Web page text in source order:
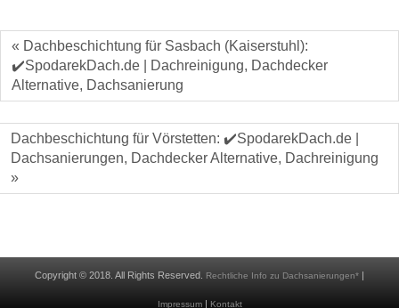
« Dachbeschichtung für Sasbach (Kaiserstuhl):
✔️SpodarekDach.de | Dachreinigung, Dachdecker
Alternative, Dachsanierung
Dachbeschichtung für Vörstetten: ✔️SpodarekDach.de |
Dachsanierungen, Dachdecker Alternative, Dachreinigung
»
Copyright © 2018. All Rights Reserved. Rechtliche Info zu Dachsanierungen* |
Impressum| Kontakt